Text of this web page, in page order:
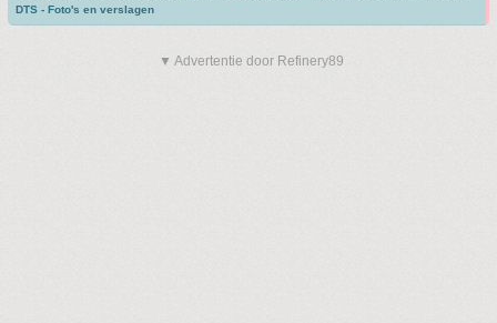
DTS - Foto's en verslagen
▼ Advertentie door Refinery89